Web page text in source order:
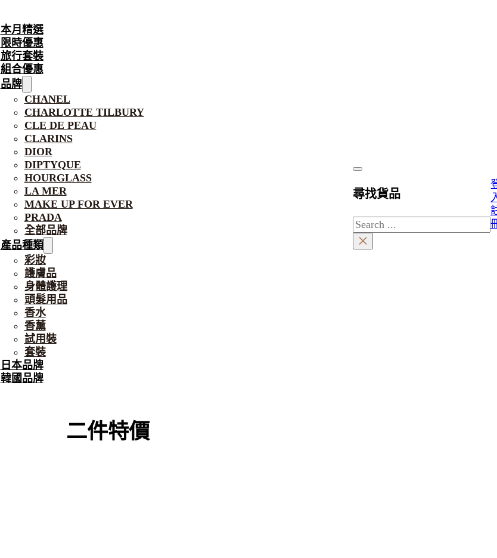
本月精選
限時優惠
旅行套裝
組合優惠
品牌
CHANEL
CHARLOTTE TILBURY
CLE DE PEAU
CLARINS
DIOR
DIPTYQUE
HOURGLASS
LA MER
MAKE UP FOR EVER
PRADA
全部品牌
產品種類
彩妝
護膚品
身體護理
頭髮用品
香水
香薰
試用裝
套裝
日本品牌
韓國品牌
尋找貨品
Search
×
二件特價